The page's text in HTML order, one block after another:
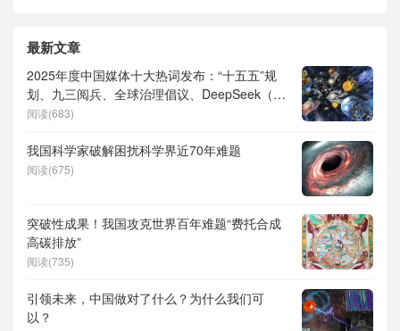
最新文章
2025年度中国媒体十大热词发布：“十五五”规
划、九三阅兵、全球治理倡议、DeepSeek（深
度求索）、人形机器人、苏超、票根经济、育
阅读(683)
我国科学家破解困扰科学界近70年难题
阅读(675)
突破性成果！我国攻克世界百年难题“费托合成
高碳排放”
阅读(735)
引领未来，中国做对了什么？为什么我们可
以？